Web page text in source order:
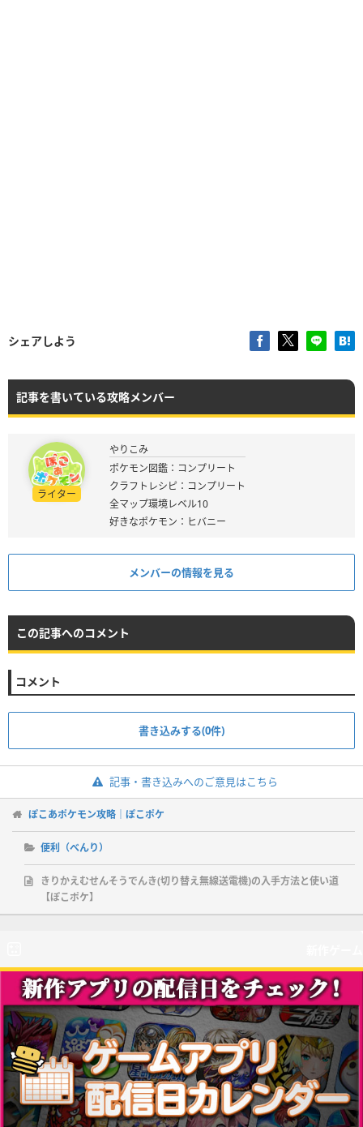
シェアしよう
記事を書いている攻略メンバー
ライター
やりこみ
ポケモン図鑑：コンプリート
クラフトレシピ：コンプリート
全マップ環境レベル10
好きなポケモン：ヒバニー
メンバーの情報を見る
この記事へのコメント
コメント
書き込みする(0件)
記事・書き込みへのご意見はこちら
ぽこあポケモン攻略｜ぽこポケ
便利（べんり）
きりかえむせんそうでんき(切り替え無線送電機)の入手方法と使い道
【ぽこポケ】